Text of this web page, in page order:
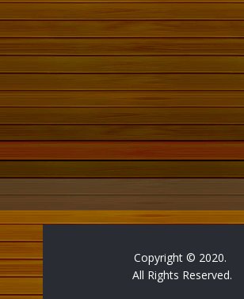
Copyright © 2020.
All Rights Reserved.